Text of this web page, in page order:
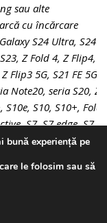
sau alte
cu încărcare
S24 Ultra, S24+,
Z Fold 4, Z Flip4,
Flip3 5G, S21 FE 5G,
Note20, seria S20, Z
S10, S10+, Fold,
S7, S7 edge, S7
S6 edge+,
portabile
bună experiență pe
le folosim sau să